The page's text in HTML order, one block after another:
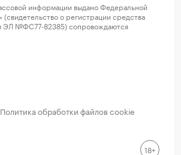
информации выдано Федеральной
о регистрации средства
ЭЛ №ФС77-82385) сопровождаются
Политика обработки файлов cookie
18+